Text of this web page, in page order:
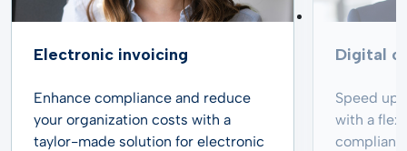
Electronic invoicing
Enhance compliance and reduce
your organization costs with a
taylor-made solution for electronic
Digital
Speed up
with a
compliant